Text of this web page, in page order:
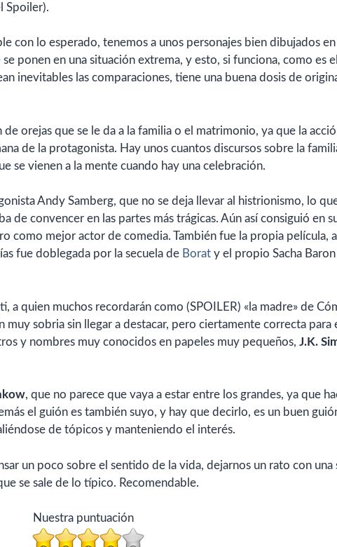
Spoiler).
con lo esperado, tenemos a unos personajes bien dibujados en
ponen en una situación extrema, y esto, si funciona, como es
inevitables las comparaciones, tiene una buena dosis de
orejas que se le da a la familia o el matrimonio, ya que la
de la protagonista. Hay unos cuantos discursos sobre la
se vienen a la mente cuando hay una celebración.
Andy Samberg, que no se deja llevar al histrionismo, lo
de convencer en las partes más trágicas. Aún así consiguió en
como mejor actor de comedia. También fue la propia película,
fue doblegada por la secuela de Borat y el propio Sacha
a quien muchos recordarán como (SPOILER) «la madre» de
muy sobria sin llegar a destacar, pero ciertamente correcta para
y nombres muy conocidos en papeles muy pequeños, J.K.
, que no parece que vaya a estar entre los grandes, ya que
el guión es también suyo, y hay que decirlo, es un buen
de tópicos y manteniendo el interés.
un poco sobre el sentido de la vida, dejarnos un rato con una
se sale de lo típico. Recomendable.
Nuestra puntuación